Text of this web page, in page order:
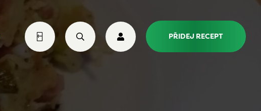
PŘIDEJ RECEPT